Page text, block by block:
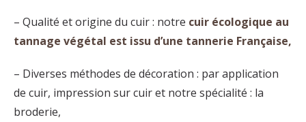
– Qualité et origine du cuir : notre cuir écologique au
tannage végétal est issu d’une tannerie Française,
– Diverses méthodes de décoration : par application
de cuir, impression sur cuir et notre spécialité : la
broderie,